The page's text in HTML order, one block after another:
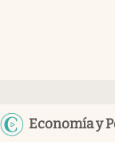
Economía y
Members